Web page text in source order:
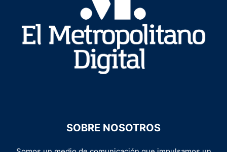
SOBRE NOSOTROS